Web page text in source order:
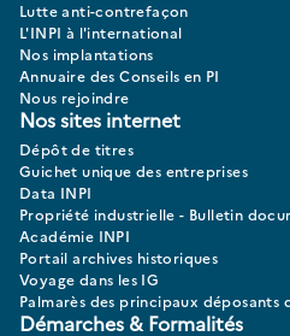
interruption.
Les étapes clés du service
Dépôt des documents
Lastartup dépose son code source
procédures.inpi.fr.
Choix des modalités de la
La startup choisit :
Lesbénéficiaires
Ladurée de conservation des
Lutte anti-contrefaçon
L'INPI à l'international
Nos implantations
Annuaire des Conseils en PI
Nous rejoindre
Nos sites internet
Dépôt de titres
Guichet unique des entreprises
Data INPI
Propriété industrielle - Bulletin
Académie INPI
Portail archives historiques
Voyage dans les IG
Palmarès des principaux déposants
Démarches & Formalités